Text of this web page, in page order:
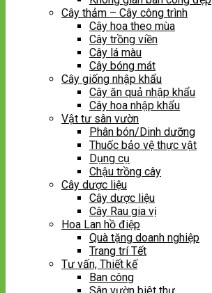
Cây thảm – Cây công trình
Cây hoa theo mùa
Cây trồng viền
Cây lá màu
Cây bóng mát
Cây giống nhập khẩu
Cây ăn quả nhập khẩu
Cây hoa nhập khẩu
Vật tư sân vườn
Phân bón/Dinh dưỡng
Thuốc bảo vệ thực vật
Dụng cụ
Chậu trồng cây
Cây dược liệu
Cây dược liệu
Cây Rau gia vị
Hoa Lan hồ điệp
Quà tặng doanh nghiệp
Trang trí Tết
Tư vấn, Thiết kế
Ban công